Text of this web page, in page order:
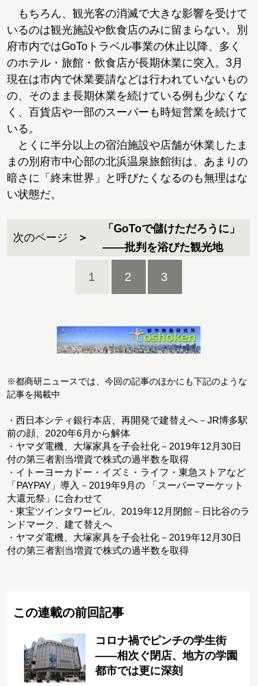
もちろん、観光客の消滅で大きな影響を受けて
いるのは観光施設や飲食店のみに留まらない。別
府市内ではGoToトラベル事業の休止以降、多く
のホテル・旅館・飲食店が長期休業に突入。3月
現在は市内で休業要請などは行われていないもの
の、そのまま長期休業を続けている例も少なくな
く、百貨店や一部のスーパーも時短営業を続けて
いる。
とくに半分以上の宿泊施設や店舗が休業したま
まの別府市中心部の北浜温泉旅館街は、あまりの
暗さに「終末世界」と呼びたくなるのも無理はな
い状態だ。
次のページ
「GoToで儲けただろうに」
――批判を浴びた観光地
1 2 3
※都商研ニュースでは、今回の記事のほかにも下記のような
記事を掲載中
・ 西日本シティ銀行本店、再開発で建替えへ－JR博多駅
前の顔、2020年6月から解体
・ ヤマダ電機、大塚家具を子会社化－2019年12月30日
付の第三者割当増資で株式の過半数を取得
・ イトーヨーカドー・イズミ・ライフ・東急ストアなど
「PAYPAY」導入－2019年9月の 「スーパーマーケット
大還元祭」に合わせて
・ 東宝ツインタワービル、2019年12月閉館－日比谷のラ
ンドマーク、建て替えへ
・ ヤマダ電機、大塚家具を子会社化－2019年12月30日
付の第三者割当増資で株式の過半数を取得
この連載の前回記事
コロナ禍でピンチの学生街
――相次ぐ閉店、地方の学園
都市では更に深刻